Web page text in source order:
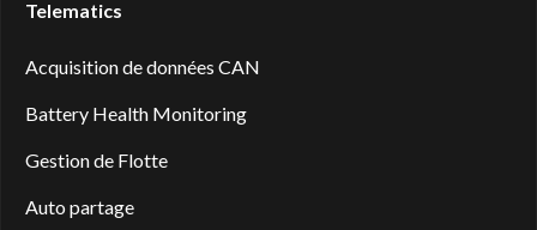
Telematics
Acquisition de données CAN
Battery Health Monitoring
Gestion de Flotte
Auto partage